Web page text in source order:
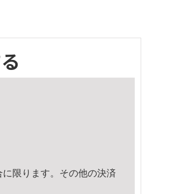
限ります。その他の決済